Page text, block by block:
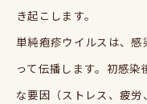
き起こします。
単純疱疹ウイルスは、
って伝播します。初感
な要因（ストレス、疲